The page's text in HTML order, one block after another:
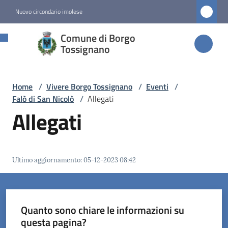
Nuovo circondario imolese
Comune di Borgo
Tossignano
Comune di
Borgo
Servizi
Vivere
Borgo
Tossignano
Home / Vivere Borgo Tossignano / Eventi /
Falò di San Nicolò / Allegati
Allegati
Ultimo aggiornamento:05-12-2023 08:42
Quanto sono chiare le informazioni su
questa pagina?